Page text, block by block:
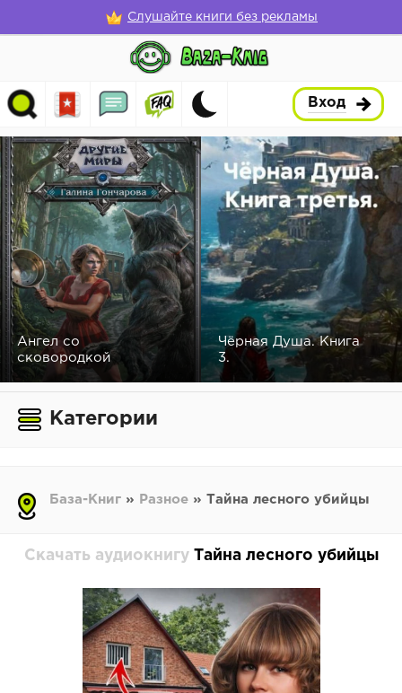
Слушайте книги без рекламы
Вход
Ангел со
сковородкой
Чёрная Душа. Книга
3.
Категории
База-Книг » Разное » Тайна лесного убийцы
Скачать аудиокнигу Тайна лесного убийцы